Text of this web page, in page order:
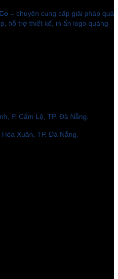
– chuyên cung cấp giải pháp quà
hỗ trợ thiết kế, in ấn logo quảng
P. Cẩm Lệ, TP. Đà Nẵng.
Xuân, TP. Đà Nẵng.